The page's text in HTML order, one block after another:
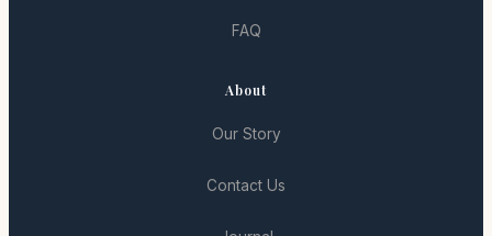
FAQ
About
Our Story
Contact Us